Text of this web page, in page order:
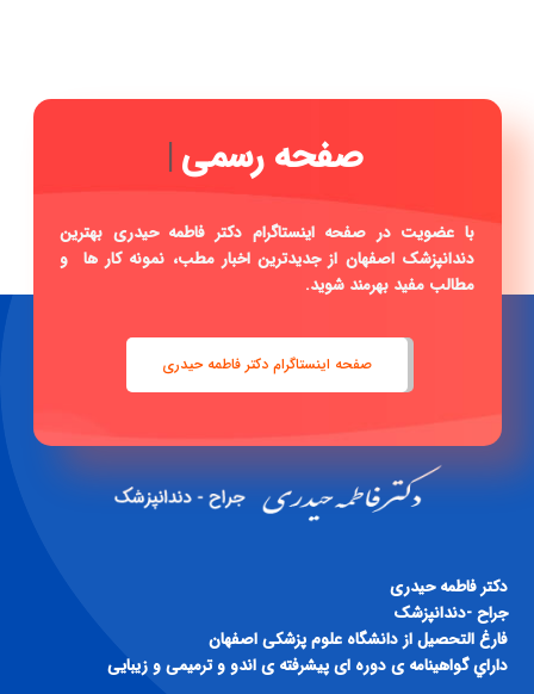
صفحه|
با عضویت در صفحه اینستاگرام دکتر فاطمه حیدری بهترین
دندانپزشک اصفهان از جدیدترین اخبار مطب، نمونه کار ها و
مطالب مفید بهرمند شوید.
صفحه اینستاگرام دکتر فاطمه حیدری
دكتر فاطمه حيدری
جراح -دندانپزشک
فارغ التحصيل از دانشگاه علوم پزشكی اصفهان
داراي گواهينامه ی دوره ای پيشرفته ی اندو و ترميمی و زيبايی